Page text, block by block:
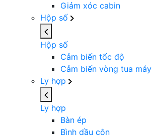
Giảm xóc cabin
Hộp số
Hộp số
Cảm biến tốc độ
Cảm biến vòng tua máy
Ly hợp
Ly hợp
Bàn ép
Bình dầu côn